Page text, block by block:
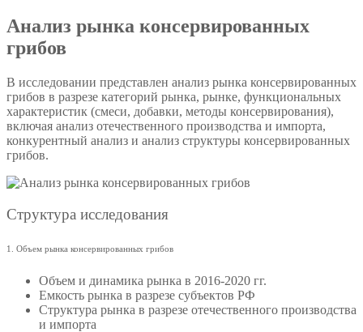
Анализ рынка консервированных
грибов
В исследовании представлен анализ рынка консервированных
грибов в разрезе категорий рынка, рынке, функциональных
характеристик (смеси, добавки, методы консервирования),
включая анализ отечественного производства и импорта,
конкурентный анализ и анализ структуры консервированных
грибов.
Структура исследования
1. Объем рынка консервированных грибов
Объем и динамика рынка в 2016-2020 гг.
Емкость рынка в разрезе субъектов РФ
Структура рынка в разрезе отечественного производства
и импорта